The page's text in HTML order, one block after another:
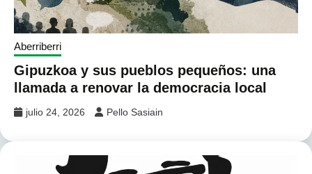
Aberriberri
Gipuzkoa y sus pueblos pequeños: una
llamada a renovar la democracia local
julio 24, 2026 Pello Sasiain